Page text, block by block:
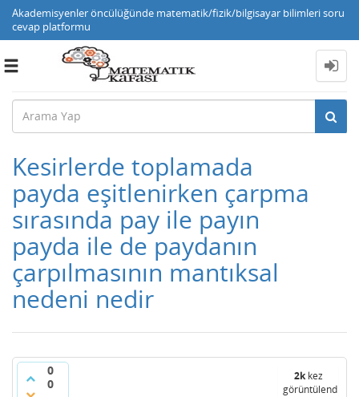
Akademisyenler öncülüğünde matematik/fizik/bilgisayar bilimleri soru
cevap platformu
Toggle
Kesirlerde toplamada
payda eşitlenirken çarpma
sırasında pay ile payın
payda ile de paydanın
çarpılmasının mantıksal
nedeni nedir
0
0
2kkez
görüntülendi